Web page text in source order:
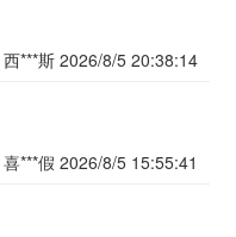
西***斯 2026/8/5 20:38:14
喜***假 2026/8/5 15:55:41